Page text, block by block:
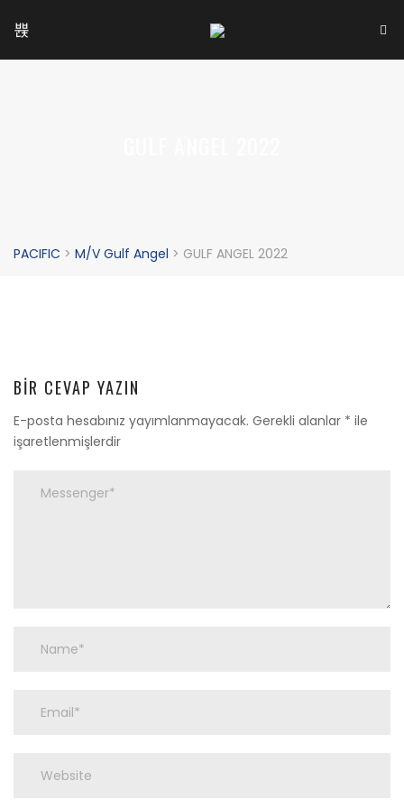
PACIFIC > M/V Gulf Angel > GULF ANGEL 2022
BIR CEVAP YAZIN
E-posta hesabınız yayımlanmayacak. Gerekli alanlar * ile
işaretlenmişlerdir